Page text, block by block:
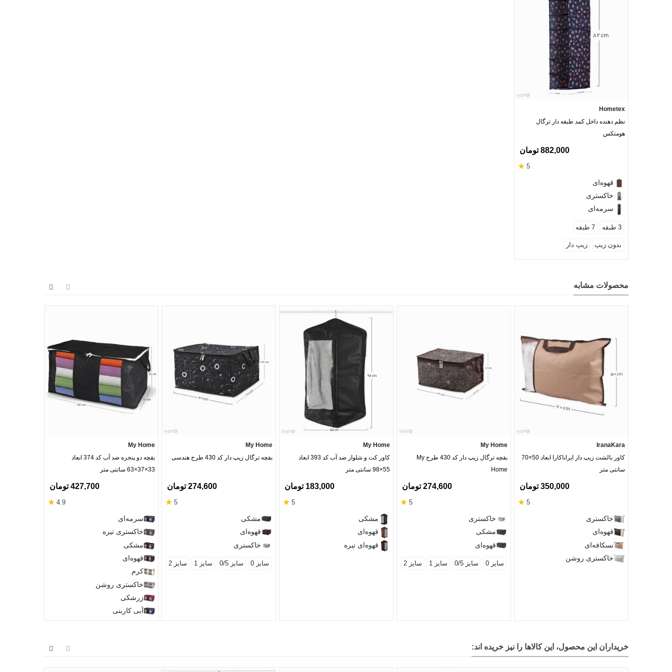
Hometex
نظم دهنده داخل کمد طبقه دار ترگال
هومتکس
882,000 تومان
5
★
قهوه‌ای
خاکستری
سرمه‌ای
3 طبقه 7 طبقه
بدون زیپ زیپ دار
محصولات مشابه
IranaKara
کاور بالشت زیپ دار ایراناکارا ابعاد 50×70
سانتی متر
350,000 تومان
5
★
خاکستری
قهوه‌ای
نسکافه‌ای
خاکستری روشن
My Home
بقچه ترگال زیپ دار کد 430 طرح My
Home
274,600 تومان
5
★
خاکستری
مشکی
قهوه‌ای
سایز 0 سایز 0/5 سایز 1 سایز 2
My Home
کاور کت و شلوار ضد آب کد 393 ابعاد
55×98 سانتی متر
183,000 تومان
5
★
مشکی
قهوه‌ای
قهوه‌ای تیره
My Home
بقچه ترگال زیپ دار کد 430 طرح هندسی
274,600 تومان
5
★
مشکی
قهوه‌ای
خاکستری
سایز 0 سایز 0/5 سایز 1 سایز 2
My Home
بقچه دو پنجره ضد آب کد 374 ابعاد
33×37×63 سانتی متر
427,700 تومان
4.9
★
سرمه‌ای
خاکستری تیره
مشکی
قهوه‌ای
کرم
خاکستری روشن
زرشکی
آبی کاربنی
خریداران این محصول، این کالاها را نیز خریده اند: